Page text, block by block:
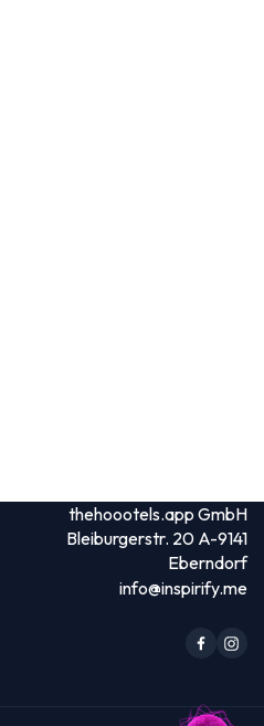
thehoootels.app GmbH
Bleiburgerstr. 20 A-9141
Eberndorf
info@inspirify.me